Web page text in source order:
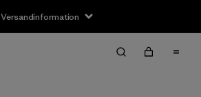
Versandinformation